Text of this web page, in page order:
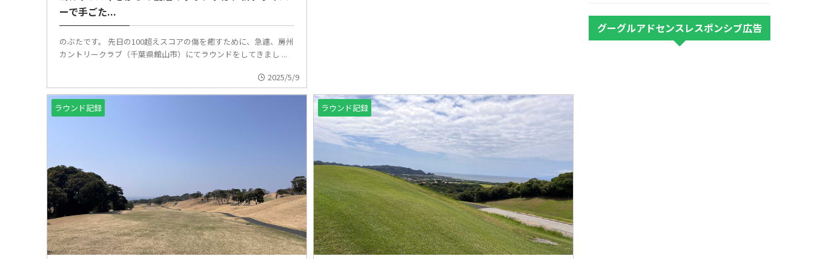
ーで手ごた...
のぶたです。 先日の100超えスコアの傷を癒すために、急遽、房州
カントリークラブ（千葉県館山市）にてラウンドをしてきまし ...
2025/5/9
ラウンド記録 ラウンド記録
グーグルアドセンスレスポンシブ広告